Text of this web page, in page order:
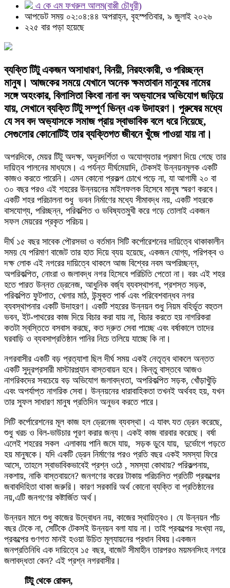
এ কে এম ফখরুল আলম(বাপ্পী চৌধুরী)
আপডেট সময় ০২:০৪:৪৪ অপরাহ্ন, বৃহস্পতিবার, ৯ জুলাই ২০২৬
২২৫ বার পড়া হয়েছে
ব্যক্তি টিটু একজন অসাধারণ, বিনয়ী, নিরহংকারী, ও পরিচ্ছন্ন
মানুষ। আজকের সময়ে যেখানে অনেক ক্ষমতাবান মানুষের নামের
সঙ্গে অহংকার, বিলাসিতা কিংবা নানা বদ অভ্যাসের অভিযোগ জড়িয়ে
যায়, সেখানে ব্যক্তি টিটু সম্পূর্ণ ভিন্ন এক উদাহরণ। পুরুষের মধ্যে
যে সব বদ অভ্যাসকে সমাজ প্রায় স্বাভাবিক বলে ধরে নিয়েছে,
সেগুলোর কোনোটিই তার ব্যক্তিগত জীবনে খুঁজে পাওয়া যায় না।
অপরদিকে, মেয়র টিটু অদক্ষ, অদূরদর্শিতা ও অযোগ্যতার প্রমাণ দিয়ে গেছে তার
দায়িত্ব পালনের মাধ্যমে। এ পর্যন্ত দীর্ঘমেয়াদি, টেকসই উন্নয়নমূলক একটি
কাজও করতে পারেনি। এমন কোনো প্রকল্প চোখে পড়ে না, যা আগামী ২০ বা
৩০ বছর পরও এই শহরের উন্নয়নের মাইলফলক হিসেবে মানুষ স্মরণ করবে।
একটি শহর পরিচালনা শুধু ভবন নির্মাণের মধ্যে সীমাবদ্ধ নয়, একটি শহরকে
বাসযোগ্য, পরিচ্ছন্ন, পরিকল্পিত ও ভবিষ্যতমুখী করে গড়ে তোলাই একজন
সফল মেয়রের প্রকৃত পরিচয়।
দীর্ঘ ১৫ বছর সাবেক পৌরসভা ও বর্তমান সিটি কর্পোরেশনের দায়িত্বে থাকাকালীন
সময় যে পরিমাণ বাজেট তার হাত দিয়ে ব্যয় হয়েছে, একজন যোগ্য, পরিপক্ব ও
দক্ষ লোক এই নগরের দায়িত্বে থাকলে আজ বিশ্বের নবম অপরিচ্ছন্ন,
অপরিকল্পিত, নোংরা ও জলাবদ্ধ নগর হিসেবে পরিচিতি পেতো না। বরং এই শহর
হতে পারত উন্নত ড্রেনেজ, আধুনিক বর্জ্য ব্যবস্থাপনা, প্রশস্ত সড়ক,
পরিকল্পিত ফুটপাত, খেলার মাঠ, উন্মুক্ত পার্ক এবং পরিবেশবান্ধব নগর
ব্যবস্থাপনার একটি উদাহরণ। একটি শহরের উন্নয়ন শুধু নিয়ম বহির্ভূত বহুতল
ভবন, ইট-পাথরের কাজ দিয়ে বিচার করা যায় না, বিচার করতে হয় নাগরিকরা
কতটা স্বস্তিতে বসবাস করছে, কত দ্রুত সেবা পাচ্ছে এবং বর্ষাকালে তাদের
ঘরবাড়ি ও ব্যবসাপ্রতিষ্ঠান পানির নিচে তলিয়ে যাচ্ছে কি না।
নগরবাসীর একটি বড় প্রত্যাশা ছিল দীর্ঘ সময় একই নেতৃত্ব থাকলে অন্তত
একটি সুদূরপ্রসারী মাস্টারপ্ল্যান বাস্তবায়ন হবে। কিন্তু বাস্তবে আজও
নাগরিকদের সবচেয়ে বড় অভিযোগ জলাবদ্ধতা, অপরিকল্পিত সড়ক, খোঁড়াখুঁড়ি
এবং অপর্যাপ্ত নাগরিক সেবা। উন্নয়নের ধারাবাহিকতা তখনই অর্থবহ হয়, যখন
তার সুফল সাধারণ মানুষ প্রতিদিন অনুভব করতে পারে।
সিটি কর্পোরেশনের মূল কাজ হল ড্রেনেজ ব্যবস্থা। এ যাবৎ যত ড্রেন করেছে,
শুধু খরচ ও বিল-ভাউচার পূরণ করার জন্য। একই কাজ বারবার করেছে। বর্ষা
এলেই শহরের সকল এলাকায় পানি জমে যায়, সড়ক ডুবে যায়, দুর্ভোগে পড়তে
হয় মানুষকে। যদি একটি ড্রেন নির্মাণের পরও প্রতি বছর একই সমস্যা ফিরে
আসে, তাহলে স্বাভাবিকভাবেই প্রশ্ন ওঠে , সমস্যা কোথায়? পরিকল্পনায়,
নকশায়, নাকি বাস্তবায়নে? জনগণের করের টাকায় পরিচালিত প্রতিটি প্রকল্পের
জবাবদিহিতা থাকা জরুরি। কারণ সরকারি অর্থ কোনো ব্যক্তি বা প্রতিষ্ঠানের
নয়,এটি জনগণের কষ্টার্জিত অর্থ।
উন্নয়ন মানে শুধু কাজের উদ্বোধন নয়, কাজের স্থায়িত্বও। যে উন্নয়ন পাঁচ
বছর টেকে না, সেটিকে টেকসই উন্নয়ন বলা যায় না। তাই প্রকল্পের সংখ্যা নয়,
প্রকল্পের গুণগত মানই হওয়া উচিত মূল্যায়নের প্রধান বিষয়।একজন
জনপ্রতিনিধি এক দায়িত্বে ১৫ বছর, বাজেট সীমাহীন তারপরও ময়মনসিংহ নগরে
জলাবদ্ধতা কেন? এই প্রশ্ন নগরবাসীর।
টিটু থেকে রোকন,